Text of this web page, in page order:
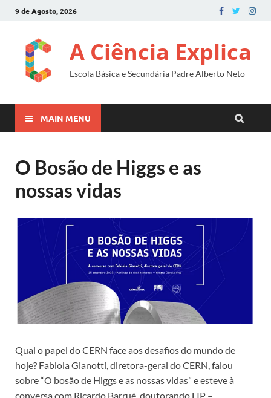
9 de Agosto, 2026
A Ciência Explica
Escola Básica e Secundária Padre Alberto Neto
MAIN MENU
O Bosão de Higgs e as
nossas vidas
Qual o papel do CERN face aos desafios do mundo de
hoje? Fabiola Gianotti, diretora-geral do CERN, falou
sobre “O bosão de Higgs e as nossas vidas” e esteve à
conversa com Ricardo Barrué, doutorando LIP –